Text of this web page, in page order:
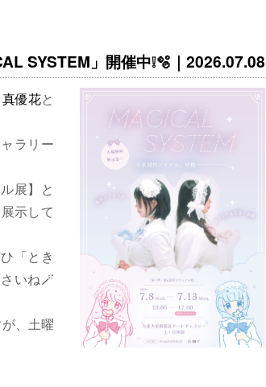
SYSTEM」開催中❕🫧｜2026.07.08
優花と
ラリー
展】と
示して
「とき
いね🪄
、土曜